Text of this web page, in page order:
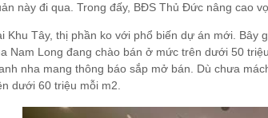
này đi qua. Trong đấy, BĐS Thủ Đức nâng cao
Khu Tây, thị phần ko với phổ biến dự án mới. Bây
Nam Long đang chào bán ở mức trên dưới 50
nha mang thông báo sắp mở bán. Dù chưa
dưới 60 triệu mỗi m2.